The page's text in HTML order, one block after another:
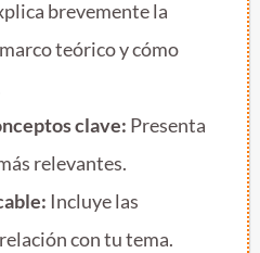
brevemente la
teórico y cómo
clave: Presenta
relevantes.
Incluye las
con tu tema.